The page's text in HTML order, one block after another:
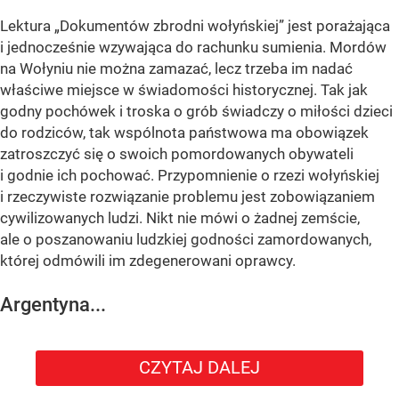
Lektura „Dokumentów zbrodni wołyńskiej” jest porażająca
i jednocześnie wzywająca do rachunku sumienia. Mordów
na Wołyniu nie można zamazać, lecz trzeba im nadać
właściwe miejsce w świadomości historycznej. Tak jak
godny pochówek i troska o grób świadczy o miłości dzieci
do rodziców, tak wspólnota państwowa ma obowiązek
zatroszczyć się o swoich pomordowanych obywateli
i godnie ich pochować. Przypomnienie o rzezi wołyńskiej
i rzeczywiste rozwiązanie problemu jest zobowiązaniem
cywilizowanych ludzi. Nikt nie mówi o żadnej zemście,
ale o poszanowaniu ludzkiej godności zamordowanych,
której odmówili im zdegenerowani oprawcy.
Argentyna...
CZYTAJ DALEJ